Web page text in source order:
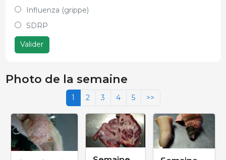
Influenza (grippe)
SDRP
Valider
Photo de la semaine
1 2 3 4 5 >>